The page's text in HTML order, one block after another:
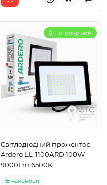
Популярний
Світлодіодний прожектор
Ardero LL-1100ARD 100W
9000Lm 6500K
В наявності